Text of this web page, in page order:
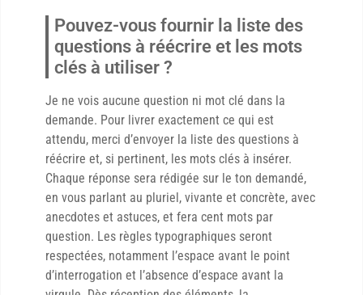
Pouvez-vous fournir la liste des
questions à réécrire et les mots
clés à utiliser ?
Je ne vois aucune question ni mot clé dans la
demande. Pour livrer exactement ce qui est
attendu, merci d’envoyer la liste des questions à
réécrire et, si pertinent, les mots clés à insérer.
Chaque réponse sera rédigée sur le ton demandé,
en vous parlant au pluriel, vivante et concrète, avec
anecdotes et astuces, et fera cent mots par
question. Les règles typographiques seront
respectées, notamment l’espace avant le point
d’interrogation et l’absence d’espace avant la